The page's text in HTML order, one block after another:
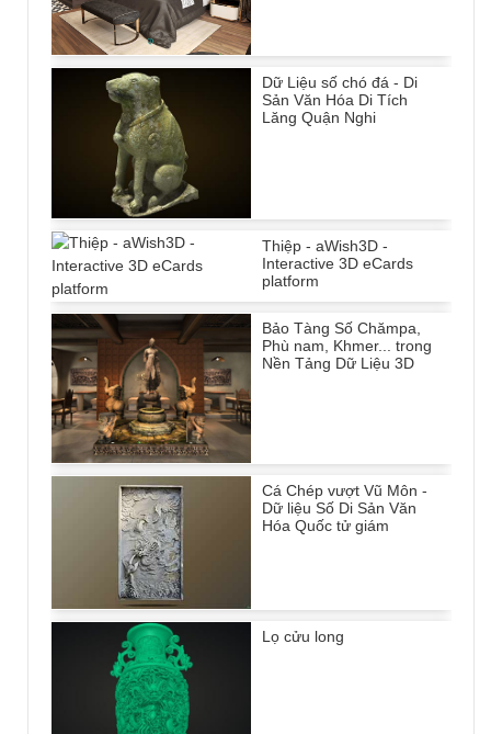
Dữ Liệu số chó đá - Di
Sản Văn Hóa Di Tích
Lăng Quận Nghi
Thiệp - aWish3D -
Interactive 3D eCards
platform
Bảo Tàng Số Chămpa,
Phù nam, Khmer... trong
Nền Tảng Dữ Liệu 3D
Cá Chép vượt Vũ Môn -
Dữ liệu Số Di Sản Văn
Hóa Quốc tử giám
Lọ cửu long